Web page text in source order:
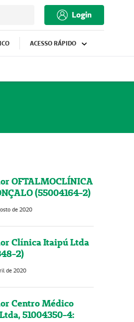
Login
ACESSO RÁPIDO
OFTALMOCLÍNICA
(55004164-2)
de 2020
Clínica Itaipú Ltda
2)
de 2020
Centro Médico
51004350-4: